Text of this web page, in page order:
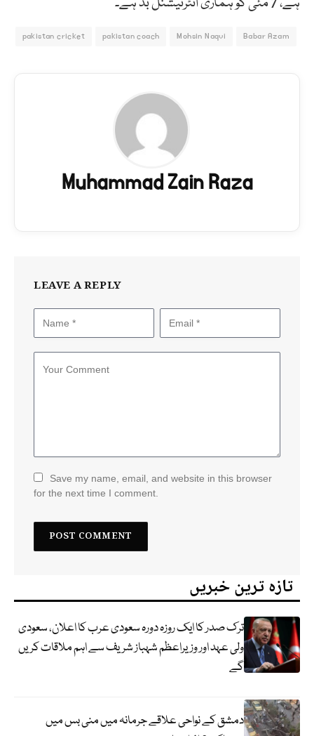
Babar Azam
Mohsin Naqvi
pakistan coach
pakistan cricket
Muhammad Zain Raza
LEAVE A REPLY
Save my name, email, and website in this browser
for the next time I comment.
تازہ ترین خبریں
ترک صدر کا ایک روزہ دورہ سعودی عرب کا اعلان، سعودی
ولی عہد اور وزیراعظم شہباز شریف سے اہم ملاقات کریں
گے
دمشق کے نواحی علاقے جرمانہ میں منی بس میں